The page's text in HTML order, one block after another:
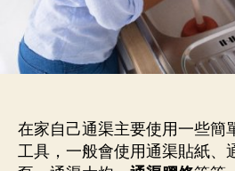
在家自己通渠主要使用一些簡
工具，一般會使用通渠貼紙、